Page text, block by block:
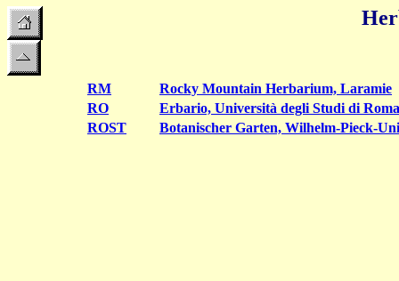
RM
Rocky Mountain Herbarium, Laramie
RO
Erbario, Università degli Studi di
ROST
Botanischer Garten, Wilhelm-Pieck-